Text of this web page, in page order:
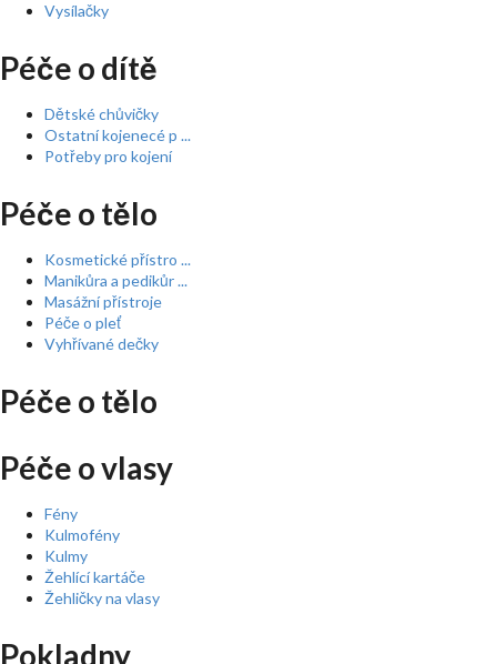
Vysílačky
Péče o dítě
Dětské chůvičky
Ostatní kojenecé p ...
Potřeby pro kojení
Péče o tělo
Kosmetické přístro ...
Manikůra a pedikůr ...
Masážní přístroje
Péče o pleť
Vyhřívané dečky
Péče o tělo
Péče o vlasy
Fény
Kulmofény
Kulmy
Žehlící kartáče
Žehličky na vlasy
Pokladny